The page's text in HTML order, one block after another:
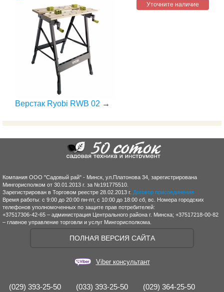
Уточните наличие
Верстак Ryobi RWB 02 →
Компания ООО "Садовый рай" - Минск, ул.Платонова 34, зарегистрирована
Мингорисполком от 30.01.2013 г. за №191775510.
Зарегистрирован в Торговом реестре 28.02.2013 г. Договор присоединения
Время работы: с 9:00 до 20:00 пн-пт, с 10:00 до 18:00 сб, вс. Номера городских
телефонов уполномоченных по защите прав потребителей:
+37517306-42-65 – администрация Центрального района г. Минска; +37517218-00-82
– главное управление торговли и услуг Мингорисполкома.
ПОЛНАЯ ВЕРСИЯ САЙТА
Viber консультант
(029) 393-25-50 (033) 393-25-50 (029) 364-25-50